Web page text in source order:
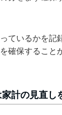
ているかを記
確保すること
計の見直し